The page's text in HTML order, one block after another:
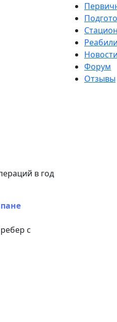
в год
с
Форум
Отзывы